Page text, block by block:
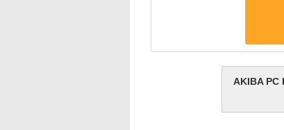
AKIBA PC